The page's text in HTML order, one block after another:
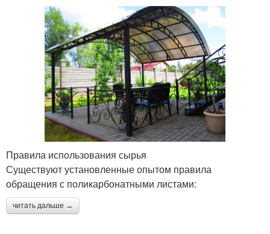
Правила использования сырья
Существуют установленные опытом правила
обращения с поликарбонатными листами:
читать дальше →